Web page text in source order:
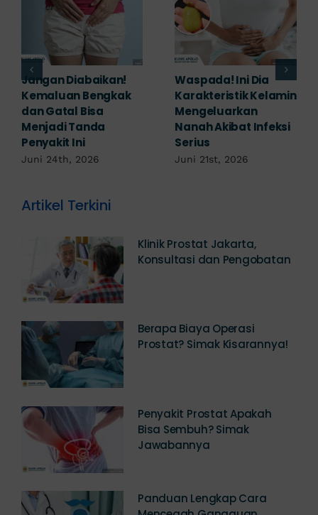
Banyak yang
Mengabaikan,
Padahal Habis
Berhubungan
Kemaluan Gatal Bisa
Jadi Tanda IMS!
Tampak Ringan,
Waspada Ini Gejala
Kutil Kelamin yang
Berbahaya!
Juni 14th, 2026
Klinik Prostat Jakarta,
Berapa Biaya Operasi
Penyakit Prostat Apakah
Bisa Sembuh? Simak